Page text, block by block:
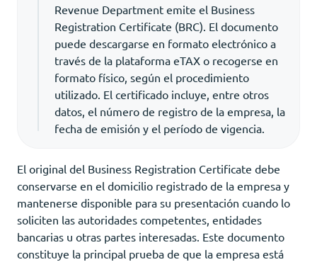
Revenue Department emite el Business
Registration Certificate (BRC). El documento
puede descargarse en formato electrónico a
través de la plataforma eTAX o recogerse en
formato físico, según el procedimiento
utilizado. El certificado incluye, entre otros
datos, el número de registro de la empresa, la
fecha de emisión y el período de vigencia.
El original del Business Registration Certificate debe
conservarse en el domicilio registrado de la empresa y
mantenerse disponible para su presentación cuando lo
soliciten las autoridades competentes, entidades
bancarias u otras partes interesadas. Este documento
constituye la principal prueba de que la empresa está